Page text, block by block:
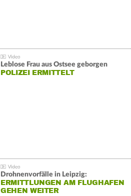
Leblose Frau aus Ostsee geborgen
POLIZEI ERMITTELT
Drohnenvorfälle in Leipzig:
ERMITTLUNGEN AM FLUGHAFEN
GEHEN WEITER